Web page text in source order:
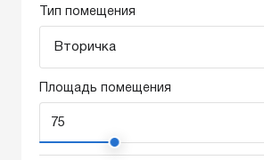
Тип помещения
Площадь помещения